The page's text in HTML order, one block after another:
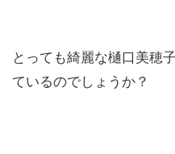
とっても綺麗な樋口美穂
ているのでしょうか？